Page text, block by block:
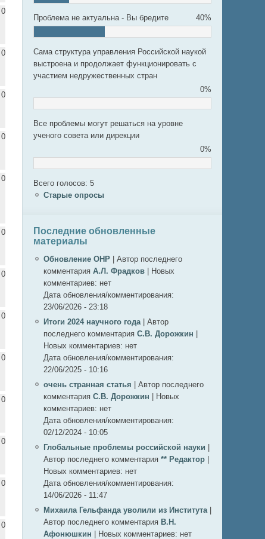
0
0
0
0
0
0
0
0
0
0
0
0
0
Проблема не актуальна - Вы бредите 40%
Сама структура управления Российской наукой
выстроена и продолжает функционировать с
участием недружественных стран
0%
Все проблемы могут решаться на уровне
ученого совета или дирекции
0%
Всего голосов: 5
Старые опросы
Последние обновленные
материалы
Обновление ОНР
Автор последнего
комментария А.Л. Фрадков
Новых
комментариев: нет
Дата обновления/комментирования:
23/06/2026 - 23:18
Итоги 2024 научного года
Автор
последнего комментария С.В. Дорожкин
Новых комментариев: нет
Дата обновления/комментирования:
22/06/2025 - 10:16
очень странная статья
Автор последнего
комментария С.В. Дорожкин
Новых
комментариев: нет
Дата обновления/комментирования:
02/12/2024 - 10:05
Глобальные проблемы российской науки
Автор последнего комментария ** Редактор
Новых комментариев: нет
Дата обновления/комментирования:
14/06/2026 - 11:47
Михаила Гельфанда уволили из Института
Автор последнего комментария В.Н.
Афонюшкин
Новых комментариев: нет